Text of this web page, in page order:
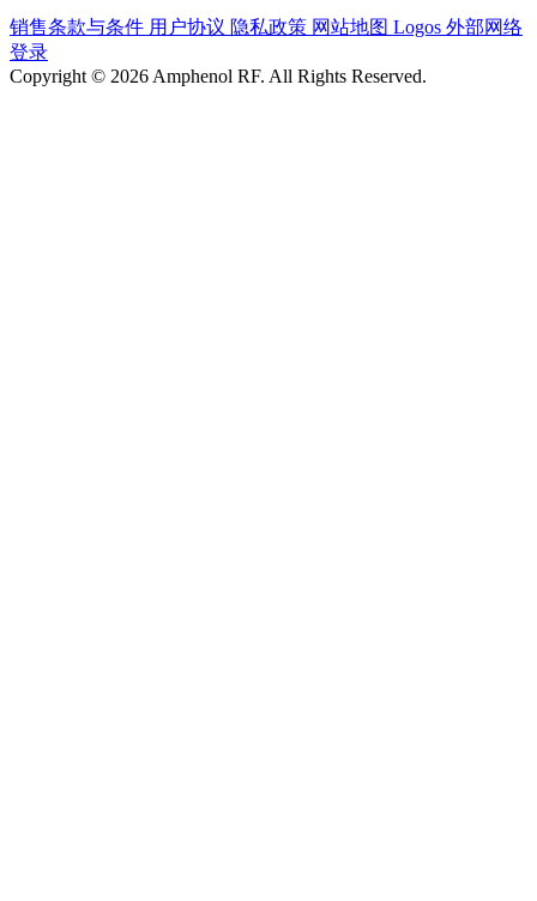
销售条款与条件 用户协议 隐私政策 网站地图 Logos 外部网络
登录
Copyright © 2026 Amphenol RF. All Rights Reserved.